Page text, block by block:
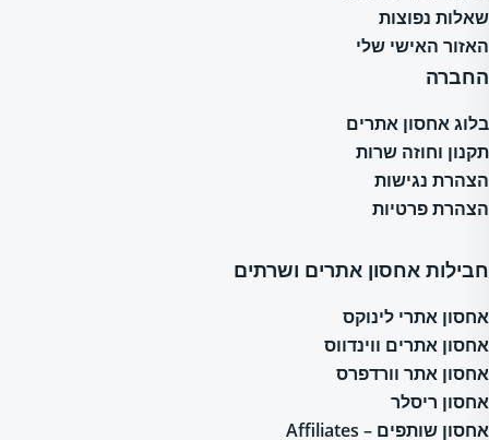
שאלות נפוצות
האזור האישי שלי
החברה
בלוג אחסון אתרים
תקנון וחוזה שרות
הצהרת נגישות
הצהרת פרטיות
חבילות אחסון אתרים ושרתים
אחסון אתרי לינוקס
אחסון אתרים ווינדווס
אחסון אתר וורדפרס
אחסון ריסלר
אחסון שותפים – Affiliates